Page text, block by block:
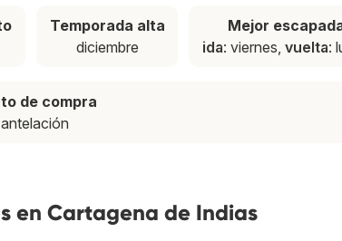
Temporada alta
diciembre
Mejor
ida: viernes,vuelta:
de compra
en Cartagena de Indias